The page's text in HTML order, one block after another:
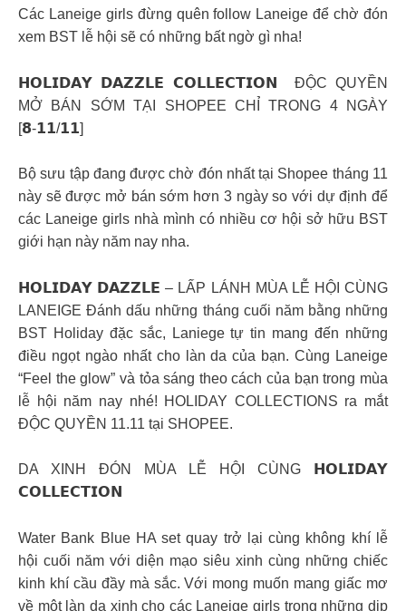
Các Laneige girls đừng quên follow Laneige để chờ đón
xem BST lễ hội sẽ có những bất ngờ gì nha!
𝗛𝗢𝗟𝗜𝗗𝗔𝗬 𝗗𝗔𝗭𝗭𝗟𝗘 𝗖𝗢𝗟𝗟𝗘𝗖𝗧𝗜𝗢𝗡 ️ ĐỘC QUYỀN
MỞ BÁN SỚM TẠI SHOPEE CHỈ TRONG 4 NGÀY
[𝟴-𝟭𝟭/𝟭𝟭]
Bộ sưu tập đang được chờ đón nhất tại Shopee tháng 11
này sẽ được mở bán sớm hơn 3 ngày so với dự định để
các Laneige girls nhà mình có nhiều cơ hội sở hữu BST
giới hạn này năm nay nha.
𝗛𝗢𝗟𝗜𝗗𝗔𝗬 𝗗𝗔𝗭𝗭𝗟𝗘 – LẤP LÁNH MÙA LỄ HỘI CÙNG
LANEIGE Đánh dấu những tháng cuối năm bằng những
BST Holiday đặc sắc, Laniege tự tin mang đến những
điều ngọt ngào nhất cho làn da của bạn. Cùng Laneige
“Feel the glow” và tỏa sáng theo cách của bạn trong mùa
lễ hội năm nay nhé! HOLIDAY COLLECTIONS ra mắt
ĐỘC QUYỀN 11.11 tại SHOPEE.
DA XINH ĐÓN MÙA LỄ HỘI CÙNG 𝗛𝗢𝗟𝗜𝗗𝗔𝗬
𝗖𝗢𝗟𝗟𝗘𝗖𝗧𝗜𝗢𝗡
Water Bank Blue HA set quay trở lại cùng không khí lễ
hội cuối năm với diện mạo siêu xinh cùng những chiếc
kinh khí cầu đầy mà sắc. Với mong muốn mang giấc mơ
về một làn da xinh cho các Laneige girls trong những dịp